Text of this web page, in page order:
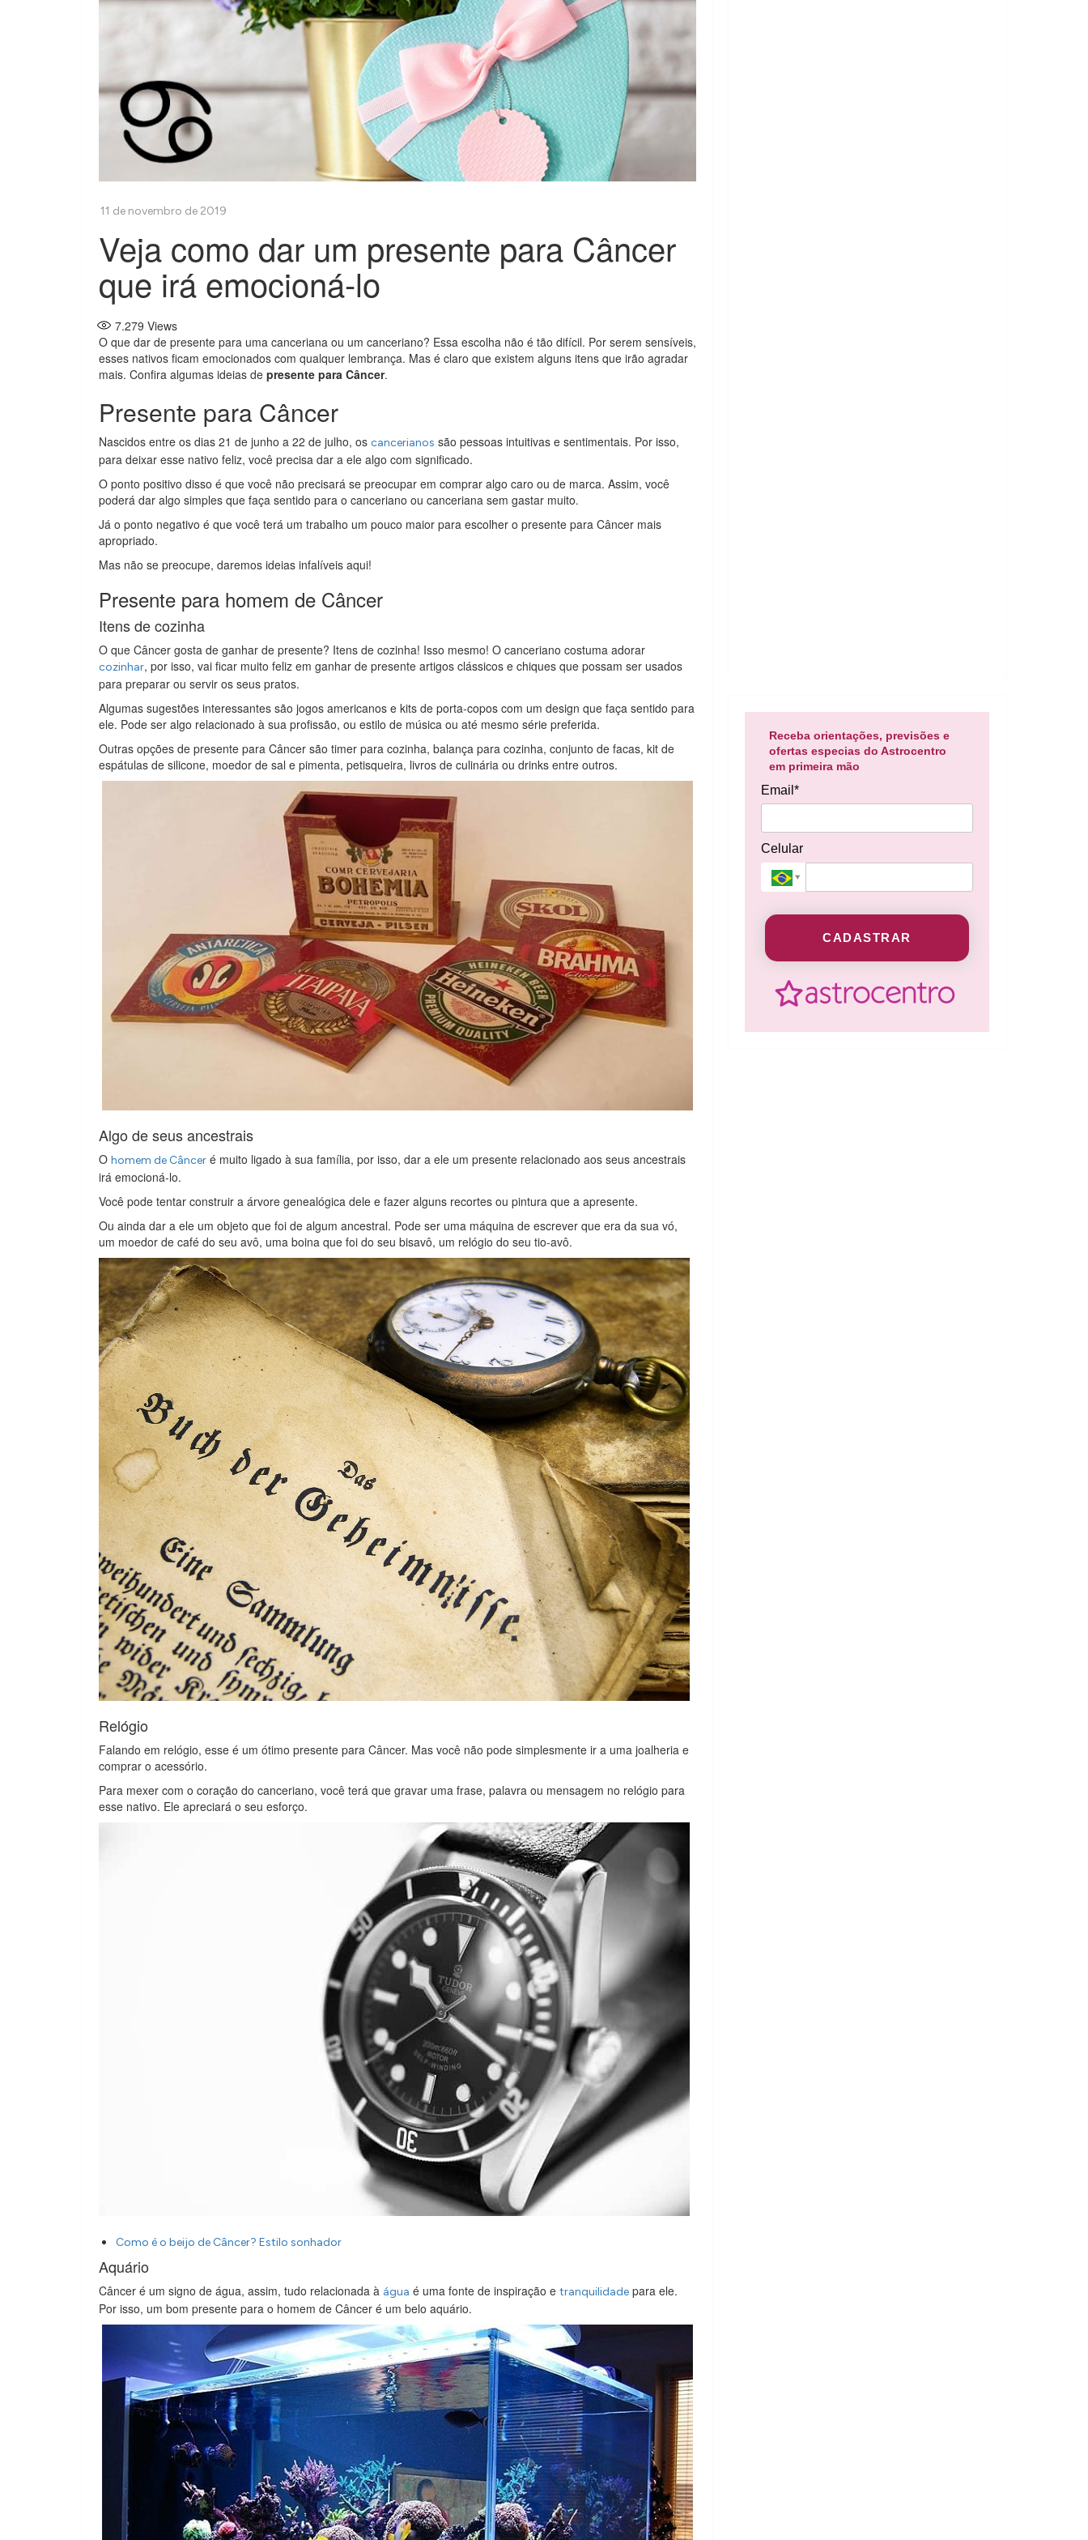
Veja como dar um presente para Câncer
que irá emocioná-lo
7.279 Views
O que dar de presente para uma canceriana ou um canceriano? Essa escolha não é tão difícil. Por serem sensíveis,
esses nativos ficam emocionados com qualquer lembrança. Mas é claro que existem alguns itens que irão agradar
mais. Confira algumas ideias de presente para Câncer.
Presente para Câncer
Nascidos entre os dias 21 de junho a 22 de julho, os cancerianos são pessoas intuitivas e sentimentais. Por isso,
para deixar esse nativo feliz, você precisa dar a ele algo com significado.
O ponto positivo disso é que você não precisará se preocupar em comprar algo caro ou de marca. Assim, você
poderá dar algo simples que faça sentido para o canceriano ou canceriana sem gastar muito.
Já o ponto negativo é que você terá um trabalho um pouco maior para escolher o presente para Câncer mais
apropriado.
Mas não se preocupe, daremos ideias infalíveis aqui!
Presente para homem de Câncer
Itens de cozinha
O que Câncer gosta de ganhar de presente? Itens de cozinha! Isso mesmo! O canceriano costuma adorar
cozinhar, por isso, vai ficar muito feliz em ganhar de presente artigos clássicos e chiques que possam ser usados
para preparar ou servir os seus pratos.
Algumas sugestões interessantes são jogos americanos e kits de porta-copos com um design que faça sentido para
ele. Pode ser algo relacionado à sua profissão, ou estilo de música ou até mesmo série preferida.
Outras opções de presente para Câncer são timer para cozinha, balança para cozinha, conjunto de facas, kit de
espátulas de silicone, moedor de sal e pimenta, petisqueira, livros de culinária ou drinks entre outros.
Algo de seus ancestrais
O homem de Câncer é muito ligado à sua família, por isso, dar a ele um presente relacionado aos seus ancestrais
irá emocioná-lo.
Você pode tentar construir a árvore genealógica dele e fazer alguns recortes ou pintura que a apresente.
Ou ainda dar a ele um objeto que foi de algum ancestral. Pode ser uma máquina de escrever que era da sua vó,
um moedor de café do seu avô, uma boina que foi do seu bisavô, um relógio do seu tio-avô.
Relógio
Falando em relógio, esse é um ótimo presente para Câncer. Mas você não pode simplesmente ir a uma joalheria e
comprar o acessório.
Para mexer com o coração do canceriano, você terá que gravar uma frase, palavra ou mensagem no relógio para
esse nativo. Ele apreciará o seu esforço.
Como é o beijo de Câncer? Estilo sonhador
Aquário
Câncer é um signo de água, assim, tudo relacionada à água é uma fonte de inspiração e tranquilidade para ele.
Por isso, um bom presente para o homem de Câncer é um belo aquário.
Receba orientações, previsões e
ofertas especias do Astrocentro
em primeira mão
Email*
Celular
CADASTRAR